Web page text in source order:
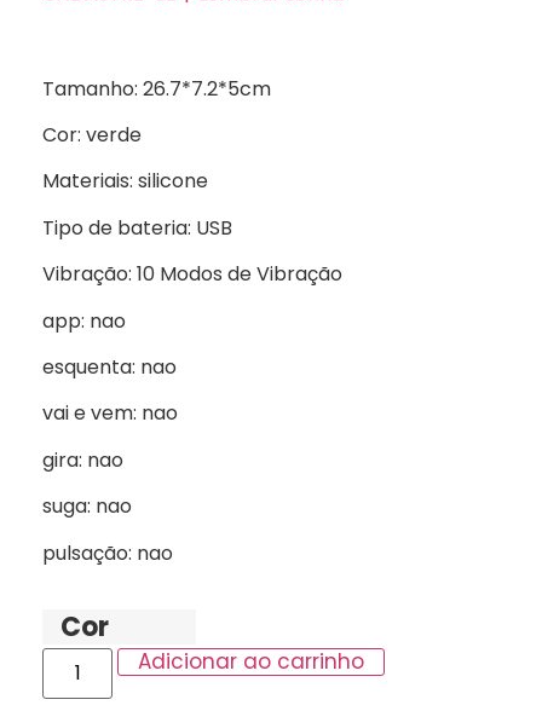
Tamanho: 26.7*7.2*5cm
Cor: verde
Materiais: silicone
Tipo de bateria: USB
Vibração: 10 Modos de Vibração
app: nao
esquenta: nao
vai e vem: nao
gira: nao
suga: nao
pulsação: nao
Cor
Adicionar ao carrinho